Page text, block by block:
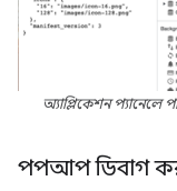
অ্যাপ্লিকেশন প্যানেলে
পপআপ ডিবাগ